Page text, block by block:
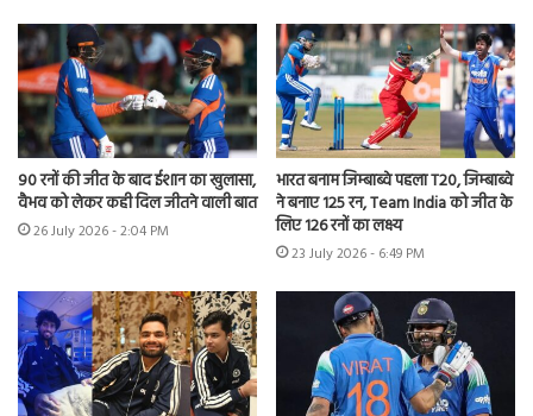
90 रनों की जीत के बाद ईशान का खुलासा,
वैभव को लेकर कही दिल जीतने वाली बात
26 July 2026 - 2:04 PM
भारत बनाम जिम्बाब्वे पहला T20, जिम्बाब्वे
ने बनाए 125 रन, Team India को जीत के
लिए 126 रनों का लक्ष्य
23 July 2026 - 6:49 PM